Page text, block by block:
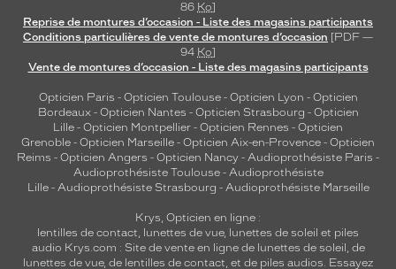
86 Ko]
Reprise de montures d’occasion - Liste des magasins participants
Conditions particulières de vente de montures d’occasion [PDF —
94 Ko]
Vente de montures d’occasion - Liste des magasins participants
Opticien Paris - Opticien Toulouse- Opticien Lyon - Opticien
Bordeaux- Opticien Nantes - Opticien Strasbourg - Opticien
Lille - Opticien Montpellier - Opticien Rennes - Opticien
Grenoble - Opticien Marseille - Opticien Aix-en-Provence - Opticien
Reims - Opticien Angers - Opticien Nancy - Audioprothésiste Paris -
Audioprothésiste Toulouse- Audioprothésiste
Lille- Audioprothésiste Strasbourg - Audioprothésiste Marseille
Krys, Opticien en ligne :
lentilles de contact, lunettes de vue, lunettes de soleil et piles
audio Krys.com : Site de vente en ligne de lunettes de soleil, de
lunettes de vue, de lentilles de contact, et de piles audios. Essayez